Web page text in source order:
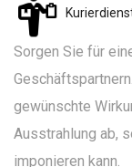
Sorgen Sie für
gewünschte
Ausstrahlung ab,
imponieren kann.